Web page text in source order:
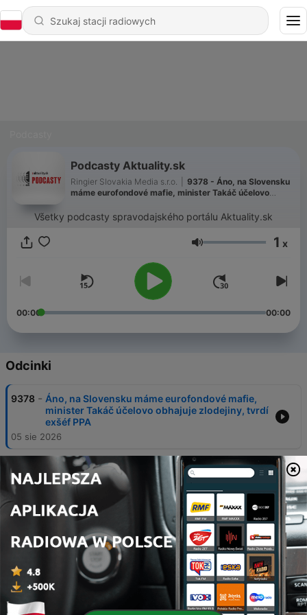
Podcasty Aktuality.sk
Ringier Slovakia Media s.r.o.
9378 - Áno, na Slovensku
máme eurofondové mafie, minister Takáč účelovo
Všetky podcasty spravodajského portálu Aktuality.sk
Głośność 1 x
00:00 00:00
Odcinki
9378 - Áno, na Slovensku máme eurofondové mafie,
minister Takáč účelovo obhajuje zlodejiny, tvrdí
exšéf PPA
05 sie 2026
Slovan? Už je pomaly rozhodnuté. „Nový tím“ v
lige či meškajúce výplaty
05 sie 2026
9376 - Ťažký rozhovor s Václavom Moravcom: V
Česku je vláda plná influencerov
01 sie 2026
9375 -
Ťažký rozhovor s Bárdym: V politike dnes stačí
byť hajzel